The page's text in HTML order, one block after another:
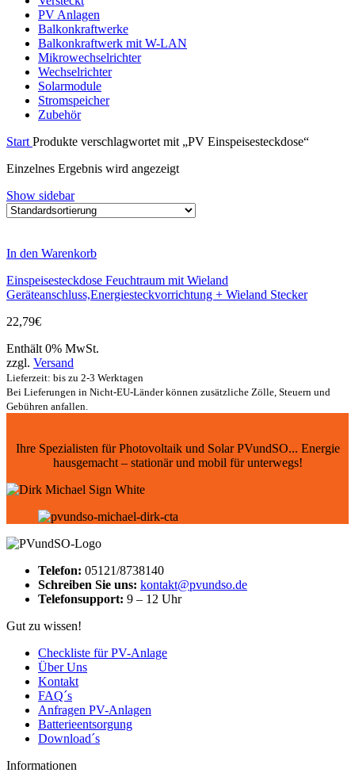
PV Anlagen
Balkonkraftwerke
Balkonkraftwerk mit W-LAN
Mikrowechselrichter
Wechselrichter
Solarmodule
Stromspeicher
Zubehör
Start Produkte verschlagwortet mit „PV Einspeisesteckdose“
Einzelnes Ergebnis wird angezeigt
Show sidebar
In den Warenkorb
Einspeisesteckdose Feuchtraum mit Wieland
Geräteanschluss,Energiesteckvorrichtung + Wieland Stecker
22,79€
Enthält 0% MwSt.
zzgl. Versand
Lieferzeit: bis zu 2-3 Werktagen
Bei Lieferungen in Nicht-EU-Länder können zusätzliche Zölle, Steuern und
Gebühren anfallen.
Ihre Spezialisten für Photovoltaik und Solar PVundSO... Energie
hausgemacht – stationär und mobil für unterwegs!
Telefon: 05121/8738140
Schreiben Sie uns: kontakt@pvundso.de
Telefonsupport: 9 – 12 Uhr
Gut zu wissen!
Checkliste für PV-Anlage
Über Uns
Kontakt
FAQ´s
Anfragen PV-Anlagen
Batterieentsorgung
Download´s
Informationen